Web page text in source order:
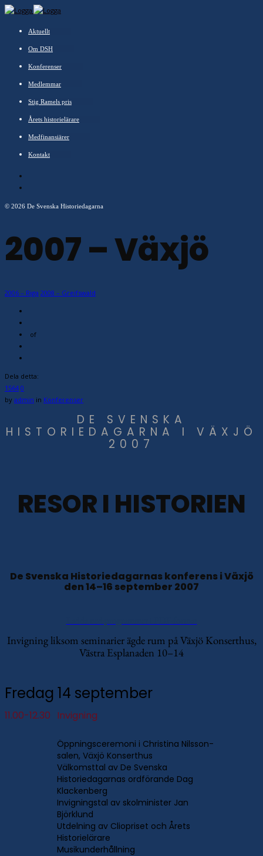
Aktuellt
Om DSH
Konferenser
Medlemmar
Stig Ramels pris
Årets historielärare
Medfinansiärer
Kontakt
© 2026 De Svenska Historiedagarna
2007 – Växjö
2006 – Riga 2008 – Greifswald
of
Dela detta:
1564 0
by admin in Konferenser
DE SVENSKA
HISTORIEDAGARNA I VÄXJÖ
2007
RESOR I HISTORIEN
De Svenska Historiedagarnas konferens i Växjö
den 14–16 september 2007
Invigning liksom seminarier ägde rum på Växjö Konserthus,
Västra Esplanaden 10–14
Fredag 14 september
11.00-12.30 Invigning
Öppningsceremoni i Christina Nilsson-
salen, Växjö Konserthus
Välkomsttal av De Svenska
Historiedagarnas ordförande Dag
Klackenberg
Invigningstal av skolminister Jan
Björklund
Utdelning av Cliopriset och Årets
Historielärare
Musikunderhållning